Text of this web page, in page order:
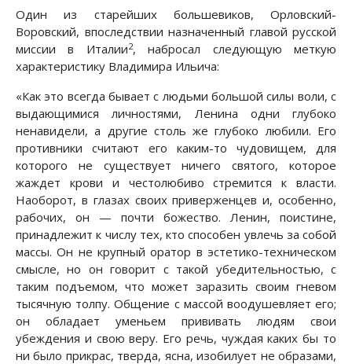
Один из старейших большевиков, Орловский-
Воровский, впоследствии назначенный главой русской
миссии в Италии2, набросал следующую меткую
характеристику Владимира Ильича:
«Как это всегда бывает с людьми большой силы воли, с
выдающимися личностями, Ленина одни глубоко
ненавидели, а другие столь же глубоко любили. Его
противники считают его каким-то чудовищем, для
которого не существует ничего святого, которое
жаждет крови и честолюбиво стремится к власти.
Наоборот, в глазах своих приверженцев и, особенно,
рабочих, он — почти божество. Ленин, поистине,
принадлежит к числу тех, кто способен увлечь за собой
массы. Он не крупный оратор в эстетико-техническом
смысле, но он говорит с такой убедительностью, с
таким подъемом, что может заразить своим гневом
тысячную толпу. Общение с массой воодушевляет его;
он обладает уменьем прививать людям свои
убеждения и свою веру. Его речь, чуждая каких бы то
ни было прикрас, тверда, ясна, изобилует не образами,